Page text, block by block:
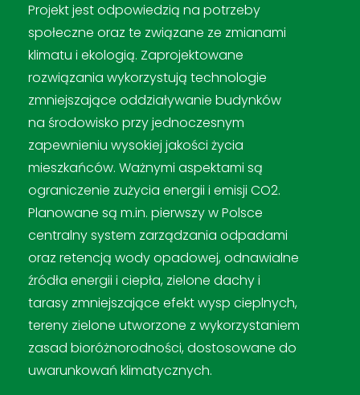
Projekt jest odpowiedzią na potrzeby
społeczne oraz te związane ze zmianami
klimatu i ekologią. Zaprojektowane
rozwiązania wykorzystują technologie
zmniejszające oddziaływanie budynków
na środowisko przy jednoczesnym
zapewnieniu wysokiej jakości życia
mieszkańców. Ważnymi aspektami są
ograniczenie zużycia energii i emisji CO2.
Planowane są m.in. pierwszy w Polsce
centralny system zarządzania odpadami
oraz retencją wody opadowej, odnawialne
źródła energii i ciepła, zielone dachy i
tarasy zmniejszające efekt wysp cieplnych,
tereny zielone utworzone z wykorzystaniem
zasad bioróżnorodności, dostosowane do
uwarunkowań klimatycznych.